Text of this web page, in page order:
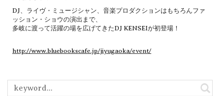
DJ、ライヴ・ミュージシャン、音楽プロダクションはもちろんファ
ッション・ショウの演出まで、
多岐に渡って活躍の場を広げてきたDJ KENSEIが初登場！
http://www.bluebookscafe.jp/jiyugaoka/event/